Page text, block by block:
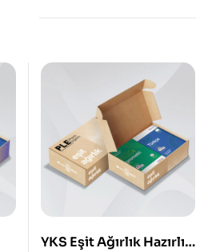
YKS Eşit Ağırlık Hazırlık